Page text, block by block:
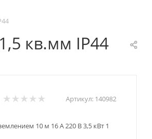
кв.мм IP44
Артикул: 140982
10 м 16 А 220 В 3,5 кВт 1